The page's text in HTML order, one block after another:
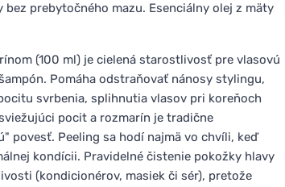
prebytočného mazu. Esenciálny olej z mäty
(100 ml) je cielená starostlivosť pre vlasovú
Pomáha odstraňovať nánosy stylingu,
svrbenia, splihnutia vlasov pri koreňoch
pocit a rozmarín je tradične
povesť. Peeling sa hodí najmä vo chvíli, keď
kondícii. Pravidelné čistenie pokožky hlavy
(kondicionérov, masiek či sér), pretože